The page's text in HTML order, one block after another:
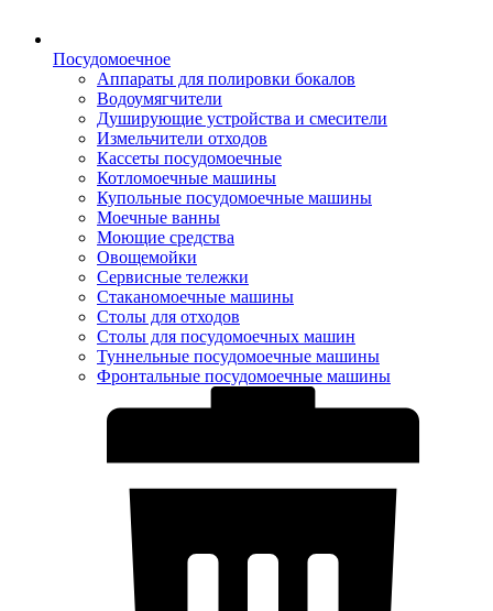
Посудомоечное
Аппараты для полировки бокалов
Водоумягчители
Душирующие устройства и смесители
Измельчители отходов
Кассеты посудомоечные
Котломоечные машины
Купольные посудомоечные машины
Моечные ванны
Моющие средства
Овощемойки
Сервисные тележки
Стаканомоечные машины
Столы для отходов
Столы для посудомоечных машин
Туннельные посудомоечные машины
Фронтальные посудомоечные машины